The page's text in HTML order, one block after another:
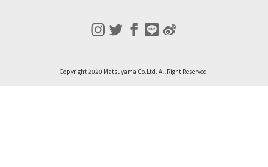
Copyright 2020 Matsuyama Co.Ltd. All Right Reserved.